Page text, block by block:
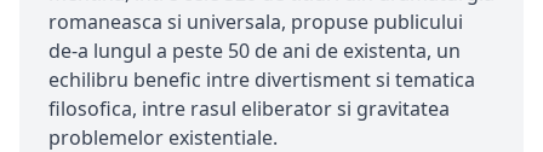
romaneasca si universala, propuse publicului
de-a lungul a peste 50 de ani de existenta, un
echilibru benefic intre divertisment si tematica
filosofica, intre rasul eliberator si gravitatea
problemelor existentiale.